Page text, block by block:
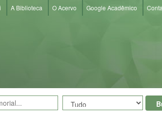
A Biblioteca O Acervo Google Acadêmico